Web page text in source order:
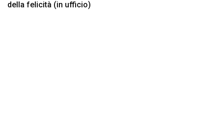
della felicità (in ufficio)